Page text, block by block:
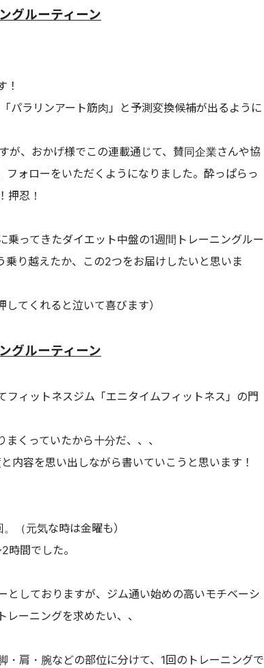
グルーティーン
！
パラリンアート筋肉」と予測変換候補が出るように
、おかげ様でこの連載通じて、賛同企業さんや協
ォローをいただくようになりました。酔っぱらっ
押忍！
ってきたダイエット中盤の1週間トレーニングルー
り越えたか、この2つをお届けしたいと思いま
してくれると泣いて喜びます）
グルーティーン
ィットネスジム「エニタイムフィットネス」の門
くっていたから十分だ、、、
内容を思い出しながら書いていこうと思います！
（元気な時は金曜も）
時間でした。
としておりますが、ジム通い始めの高いモチベーシ
ーニングを求めたい、、
肩・腕などの部位に分けて、1回のトレーニングで